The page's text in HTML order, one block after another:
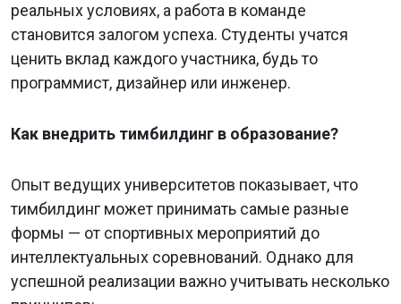
реальных условиях, а работа в команде
становится залогом успеха. Студенты учатся
ценить вклад каждого участника, будь то
программист, дизайнер или инженер.
Как внедрить тимбилдинг в образование?
Опыт ведущих университетов показывает, что
тимбилдинг может принимать самые разные
формы — от спортивных мероприятий до
интеллектуальных соревнований. Однако для
успешной реализации важно учитывать несколько